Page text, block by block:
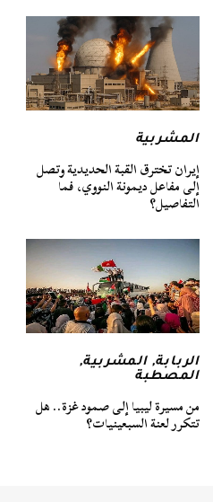
المشربية
إيران تخترق القبة الحديدية وتصل
إلى مفاعل ديمونة النووي، فما
التفاصيل؟
الربابة,المشربية,
المصطبة
من مسيرة ليبيا إلى صمود غزة.. هل
تتكرر لعنة السبعينيات؟